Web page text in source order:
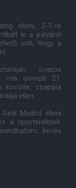
elleni, 2-1-re
le a pályáról
volt, hogy a
óvatos
ma ünnepli 21.
közölte, csapata
ellen.
Madrid elleni
a riportereknek.
kevés